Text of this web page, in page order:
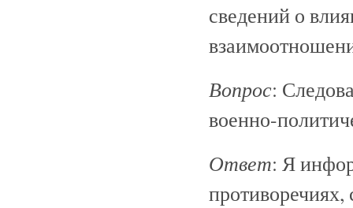
сведений о
Вопрос:
военно-
Ответ: Я